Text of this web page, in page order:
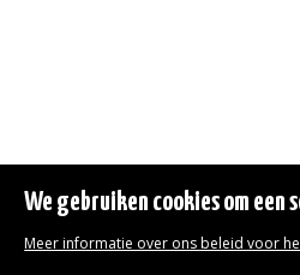
We gebruiken cookies om
Meer informatie over ons beleid voor